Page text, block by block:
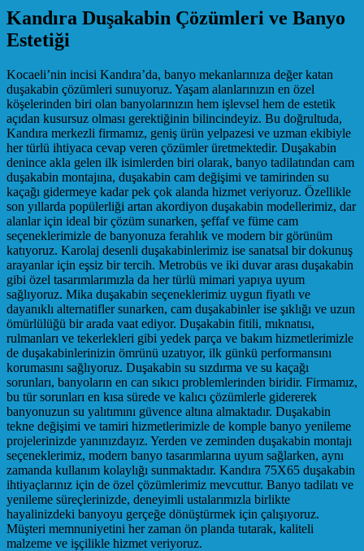
Kandıra Duşakabin Çözümleri ve Banyo
Estetiği
Kocaeli’nin incisi Kandıra’da, banyo mekanlarınıza değer katan
duşakabin çözümleri sunuyoruz. Yaşam alanlarınızın en özel
köşelerinden biri olan banyolarınızın hem işlevsel hem de estetik
açıdan kusursuz olması gerektiğinin bilincindeyiz. Bu doğrultuda,
Kandıra merkezli firmamız, geniş ürün yelpazesi ve uzman ekibiyle
her türlü ihtiyaca cevap veren çözümler üretmektedir. Duşakabin
denince akla gelen ilk isimlerden biri olarak, banyo tadilatından cam
duşakabin montajına, duşakabin cam değişimi ve tamirinden su
kaçağı gidermeye kadar pek çok alanda hizmet veriyoruz. Özellikle
son yıllarda popülerliği artan akordiyon duşakabin modellerimiz, dar
alanlar için ideal bir çözüm sunarken, şeffaf ve füme cam
seçeneklerimizle de banyonuza ferahlık ve modern bir görünüm
katıyoruz. Karolaj desenli duşakabinlerimiz ise sanatsal bir dokunuş
arayanlar için eşsiz bir tercih. Metrobüs ve iki duvar arası duşakabin
gibi özel tasarımlarımızla da her türlü mimari yapıya uyum
sağlıyoruz. Mika duşakabin seçeneklerimiz uygun fiyatlı ve
dayanıklı alternatifler sunarken, cam duşakabinler ise şıklığı ve uzun
ömürlülüğü bir arada vaat ediyor. Duşakabin fitili, mıknatısı,
rulmanları ve tekerlekleri gibi yedek parça ve bakım hizmetlerimizle
de duşakabinlerinizin ömrünü uzatıyor, ilk günkü performansını
korumasını sağlıyoruz. Duşakabin su sızdırma ve su kaçağı
sorunları, banyoların en can sıkıcı problemlerinden biridir. Firmamız,
bu tür sorunları en kısa sürede ve kalıcı çözümlerle gidererek
banyonuzun su yalıtımını güvence altına almaktadır. Duşakabin
tekne değişimi ve tamiri hizmetlerimizle de komple banyo yenileme
projelerinizde yanınızdayız. Yerden ve zeminden duşakabin montajı
seçeneklerimiz, modern banyo tasarımlarına uyum sağlarken, aynı
zamanda kullanım kolaylığı sunmaktadır. Kandıra 75X65 duşakabin
ihtiyaçlarınız için de özel çözümlerimiz mevcuttur. Banyo tadilatı ve
yenileme süreçlerinizde, deneyimli ustalarımızla birlikte
hayalinizdeki banyoyu gerçeğe dönüştürmek için çalışıyoruz.
Müşteri memnuniyetini her zaman ön planda tutarak, kaliteli
malzeme ve işçilikle hizmet veriyoruz.